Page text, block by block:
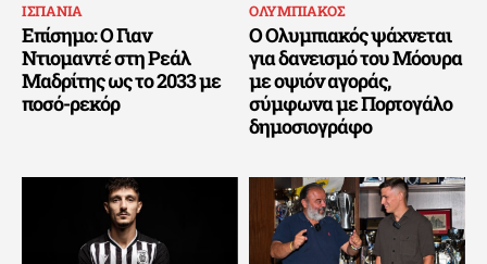
ΙΣΠΑΝΙΑ
Επίσημο: Ο Γιαν
Ντιομαντέ στη Ρεάλ
Μαδρίτης ως το 2033 με
ποσό-ρεκόρ
ΟΛΥΜΠΙΑΚΟΣ
Ο Ολυμπιακός ψάχνεται
για δανεισμό του Μόουρα
με οψιόν αγοράς,
σύμφωνα με Πορτογάλο
δημοσιογράφο